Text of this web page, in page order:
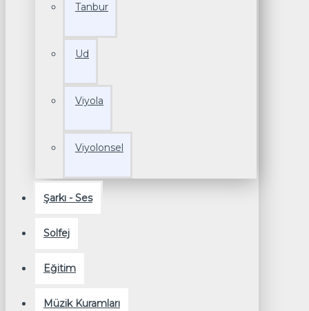
Tanbur
Ud
Viyola
Viyolonsel
Şarkı - Ses
Solfej
Eğitim
Müzik Kuramları